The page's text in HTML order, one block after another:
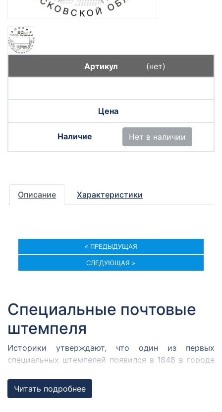
(нет)
Нет в наличии
Описание Характеристики
« ПРЕДЫДУЩАЯ
СЛЕДУЮЩАЯ »
Специальные почтовые
штемпеля
Историки утверждают, что один из первых
специальных штемпелей появился в 1848 в городе
собрался Кромержижский парламент.
Парламентарии решили отметить его работу
Читать подробнее